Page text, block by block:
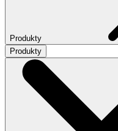
Produkty
Produkty